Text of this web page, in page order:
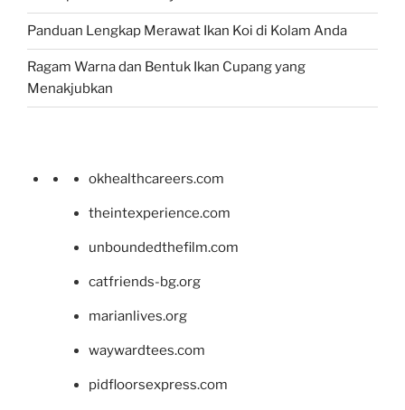
Panduan Lengkap Merawat Ikan Koi di Kolam Anda
Ragam Warna dan Bentuk Ikan Cupang yang
Menakjubkan
okhealthcareers.com
theintexperience.com
unboundedthefilm.com
catfriends-bg.org
marianlives.org
waywardtees.com
pidfloorsexpress.com